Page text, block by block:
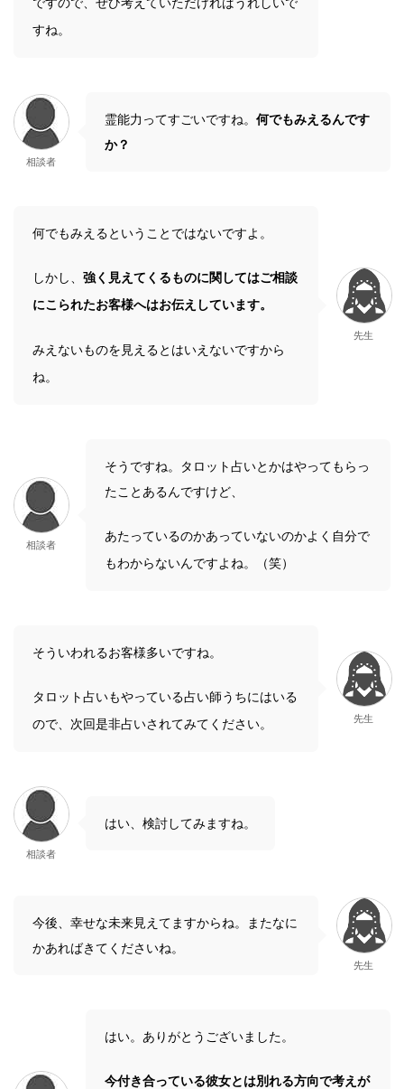
すね。
相談者
霊能力ってすごいですね。 何でもみえるんです
か？
何でもみえるということではないですよ。
しかし、 強く見えてくるものに関してはご相談
にこられたお客様へはお伝えしています。
みえないものを見えるとはいえないですから
ね。
先生
相談者
そうですね。タロット占いとかはやってもらっ
たことあるんですけど、
あたっているのかあっていないのかよく自分で
もわからないんですよね。（笑）
そういわれるお客様多いですね。
タロット占いもやっている占い師うちにはいる
ので、次回是非占いされてみてください。
先生
相談者
はい、検討してみますね。
今後、幸せな未来見えてますからね。またなに
かあればきてくださいね。
先生
はい。ありがとうございました。
今付き合っている彼女とは別れる方向で考えが